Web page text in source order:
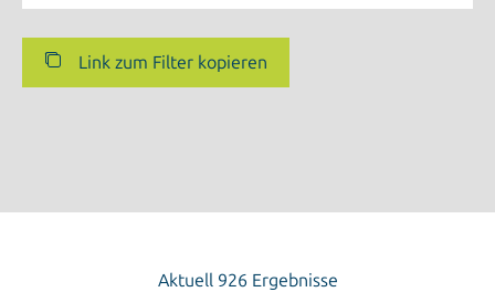
Link zum Filter kopieren
Aktuell 926 Ergebnisse